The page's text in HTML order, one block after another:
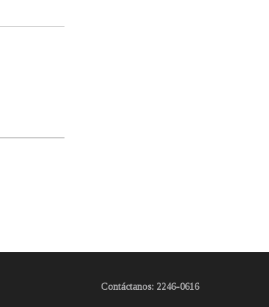
Contáctanos: 2246-0616